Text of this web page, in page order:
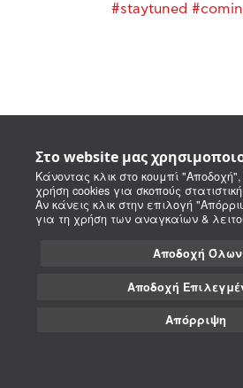
Στο website μας
Κάνοντας κλικ στο κουμπί
χρήση cookies για σκοπούς
Αν κάνεις κλικ στην επιλογή
για τη χρήση των αναγκαίων &
Αποδοχή Όλων
Αποδοχή
Απόρριψη
#staytuned